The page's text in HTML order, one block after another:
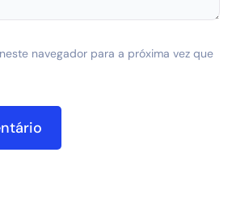
navegador para a próxima vez que